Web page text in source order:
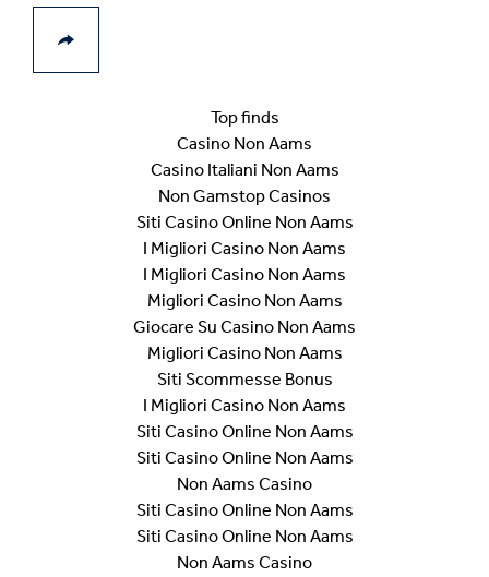
Top finds
Casino Non Aams
Casino Italiani Non Aams
Non Gamstop Casinos
Siti Casino Online Non Aams
I Migliori Casino Non Aams
I Migliori Casino Non Aams
Migliori Casino Non Aams
Giocare Su Casino Non Aams
Migliori Casino Non Aams
Siti Scommesse Bonus
I Migliori Casino Non Aams
Siti Casino Online Non Aams
Siti Casino Online Non Aams
Non Aams Casino
Siti Casino Online Non Aams
Siti Casino Online Non Aams
Non Aams Casino